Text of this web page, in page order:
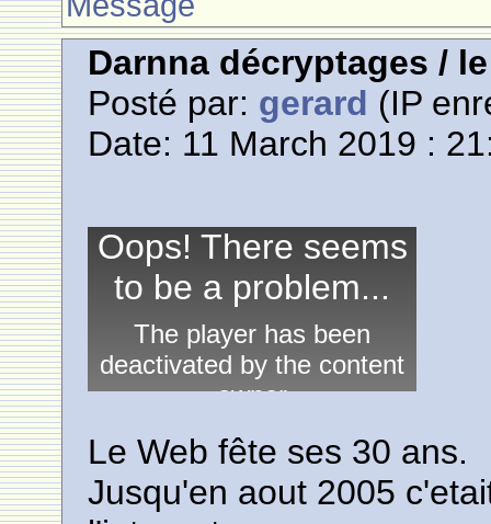
Darnna décryptages /
Posté par: gerard (IP
Date: 11 March 2019 :
Le Web fête ses 30 ans.
Jusqu'en aout 2005